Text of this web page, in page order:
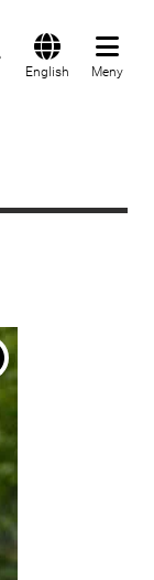
English Meny